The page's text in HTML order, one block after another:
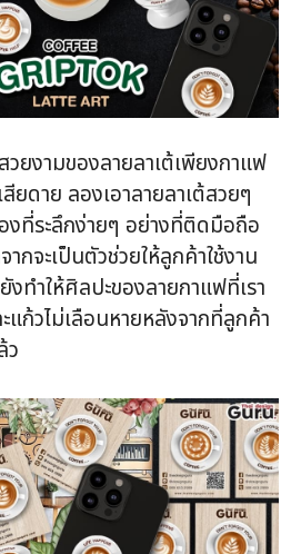
ยงามของลายลาเต้เพียงกาแฟ
ยดาย ลองเอาลายลาเต้สวยๆ
งที่ระลึกง่ายๆ อย่างที่ติดมือถือ
จะเป็นตัวช่วยให้ลูกค้าใช้งาน
งทำให้ศิลปะของลายกาแฟที่เรา
แก้วไม่เลือนหายหลังจากที่ลูกค้า
ว